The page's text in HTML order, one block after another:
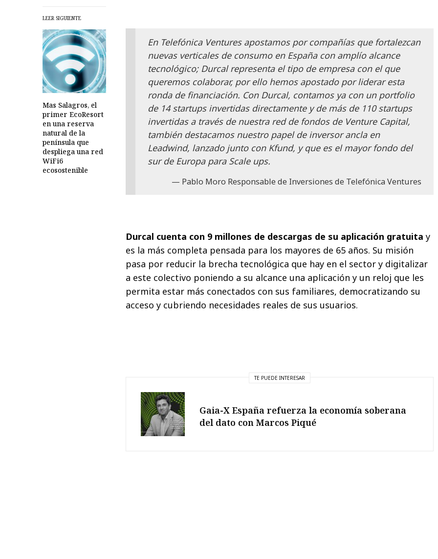
LEER SIGUIENTE
Mas Salagros, el
primer EcoResort
en una reserva
natural de la
península que
despliega una red
WiFi6
ecosostenible
En Telefónica Ventures apostamos por compañías que fortalezcan
nuevas verticales de consumo en España con amplío alcance
tecnológico; Durcal representa el tipo de empresa con el que
queremos colaborar, por ello hemos apostado por liderar esta
ronda de financiación. Con Durcal, contamos ya con un portfolio
de 14 startups invertidas directamente y de más de 110 startups
invertidas a través de nuestra red de fondos de Venture Capital,
también destacamos nuestro papel de inversor ancla en
Leadwind, lanzado junto con Kfund, y que es el mayor fondo del
sur de Europa para Scale ups.
Pablo Moro Responsable de Inversiones de Telefónica Ventures
Durcal cuenta con 9 millones de descargas de su aplicación gratuita y
es la más completa pensada para los mayores de 65 años. Su misión
pasa por reducir la brecha tecnológica que hay en el sector y digitalizar
a este colectivo poniendo a su alcance una aplicación y un reloj que les
permita estar más conectados con sus familiares, democratizando su
acceso y cubriendo necesidades reales de sus usuarios.
TE PUEDE INTERESAR
Gaia-X España refuerza la economía soberana
del dato con Marcos Piqué